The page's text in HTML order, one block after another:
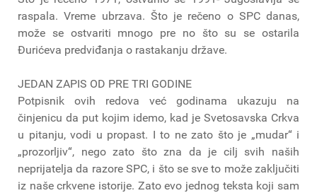
raspala. Vreme ubrzava. Što je rečeno o SPC danas,
može se ostvariti mnogo pre no što su se ostarila
Đurićeva predviđanja o rastakanju države.
JEDAN ZAPIS OD PRE TRI GODINE
Potpisnik ovih redova već godinama ukazuju na
činjenicu da put kojim idemo, kad je Svetosavska Crkva
u pitanju, vodi u propast. I to ne zato što je „mudar“ i
„prozorljiv“, nego zato što zna da je cilj svih naših
neprijatelja da razore SPC, i što se sve to može zaključiti
iz naše crkvene istorije. Zato evo jednog teksta koji sam